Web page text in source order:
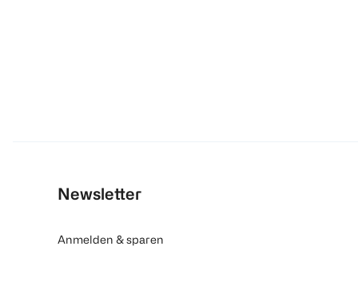
Newsletter
Anmelden & sparen